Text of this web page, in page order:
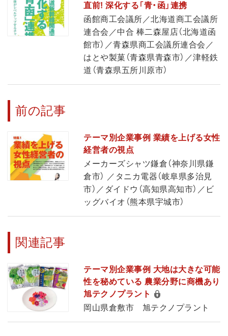
直前! 深化する「青・函」連携
函館商工会議所／北海道商工会議所
連合会／中合 棒二森屋店（北海道函
館市）／青森県商工会議所連合会／
はとや製菓（青森県青森市）／津軽鉄
道（青森県五所川原市）
前の記事
テーマ別企業事例 業績を上げる女性
経営者の視点
メーカーズシャツ鎌倉（神奈川県鎌
倉市） ／タニカ電器（岐阜県多治見
市）／ダイドウ（高知県高知市）／ビ
ッグバイオ（熊本県宇城市）
関連記事
テーマ別企業事例 大地は大きな可能
性を秘めている 農業分野に商機あり
旭テクノプラント
岡山県倉敷市 旭テクノプラント